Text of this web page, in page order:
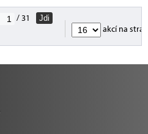
/ 31
Jdi
akcí na